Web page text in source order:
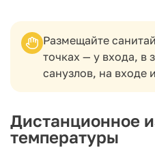
Размещайте
точках — у входа, в
санузлов, на входе
Дистанционное
температуры